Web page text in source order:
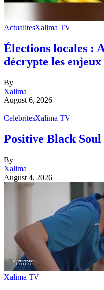
ActualitesXalima TV
Élections locales :
décrypte les
By
Xalima
August 6, 2026
CelebritesXalima TV
Positive Black Soul
By
Xalima
August 4, 2026
Xalima TV